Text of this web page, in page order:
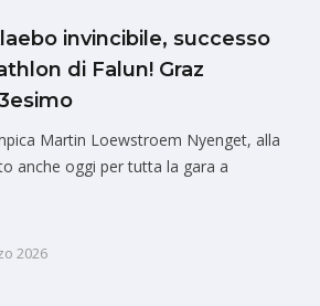
invincibile, successo
di Falun! Graz
Martin Loewstroem Nyenget, alla
anche oggi per tutta la gara a
2026